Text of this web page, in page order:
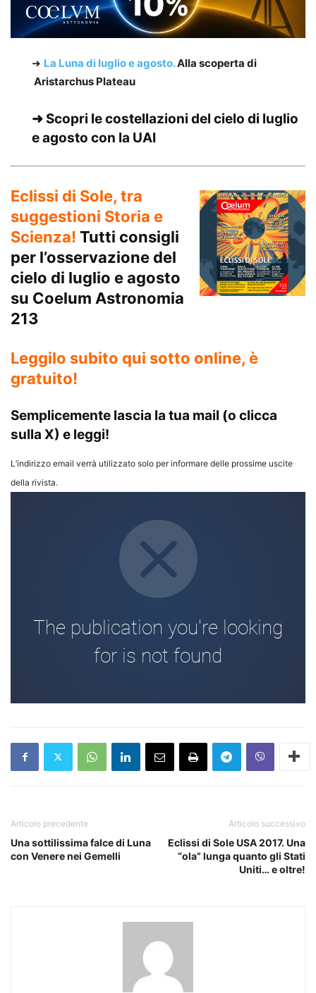
➜ La Luna di luglio e agosto.Alla scoperta di
Aristarchus Plateau
➜ Scopri le costellazioni del cielo di luglio
e agosto con la UAI
Eclissi di Sole, tra
suggestioni Storia e
Scienza! Tutti consigli
per l’osservazione del
cielo di luglio e agosto
su Coelum Astronomia
213
Leggilo subito qui sotto online, è
gratuito!
Semplicemente lascia la tua mail (o clicca
sulla X) e leggi!
L’indirizzo email verrà utilizzato solo per informare delle prossime uscite
della rivista.
Articolo precedente
Una sottilissima falce di Luna
con Venere nei Gemelli
Articolo successivo
Eclissi di Sole USA 2017. Una
“ola” lunga quanto gli Stati
Uniti… e oltre!